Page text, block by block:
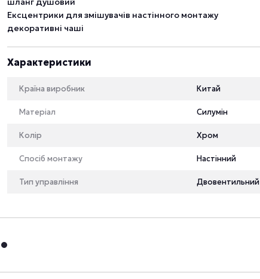
Ексцентрики для змішувачів настінного монтажу
декоративні чаші
Характеристики
Країна виробник Китай
Матеріал Силумін
Колір Хром
Спосіб монтажу Настінний
Тип управління Двовентильний